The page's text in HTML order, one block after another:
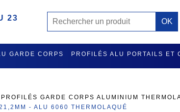
23
GARDE CORPS PROFILÉS ALU PORTAILS ET
PROFILÉS GARDE CORPS ALUMINIUM
- ALU 6060 THERMOLAQUÉ